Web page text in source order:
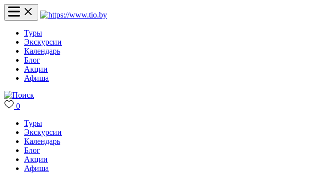
Туры
Экскурсии
Календарь
Блог
Акции
Афиша
0
Туры
Экскурсии
Календарь
Блог
Акции
Афиша